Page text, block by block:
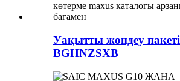
Уақытты жөндеу
BGHNZSXB